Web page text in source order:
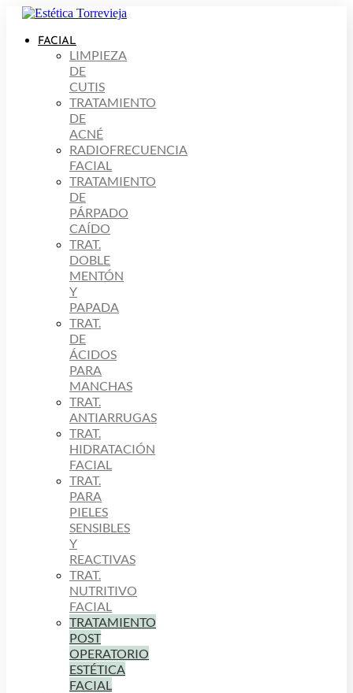
contenidoFACIAL
LIMPIEZA
DE
CUTIS
TRATAMIENTO
DE
ACNÉ
RADIOFRECUENCIA
FACIAL
TRATAMIENTO
DE
PÁRPADO
CAÍDO
TRAT.
DOBLE
MENTÓN
Y
PAPADA
TRAT.
DE
ÁCIDOS
PARA
MANCHAS
TRAT.
ANTIARRUGAS
TRAT.
HIDRATACIÓN
FACIAL
TRAT.
PARA
PIELES
SENSIBLES
Y
REACTIVAS
TRAT.
NUTRITIVO
FACIAL
TRATAMIENTO
POST
OPERATORIO
ESTÉTICA
FACIAL